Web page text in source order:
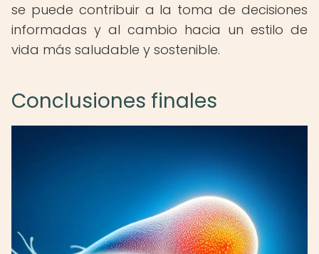
se puede contribuir a la toma de decisiones
informadas y al cambio hacia un estilo de
vida más saludable y sostenible.
Conclusiones finales